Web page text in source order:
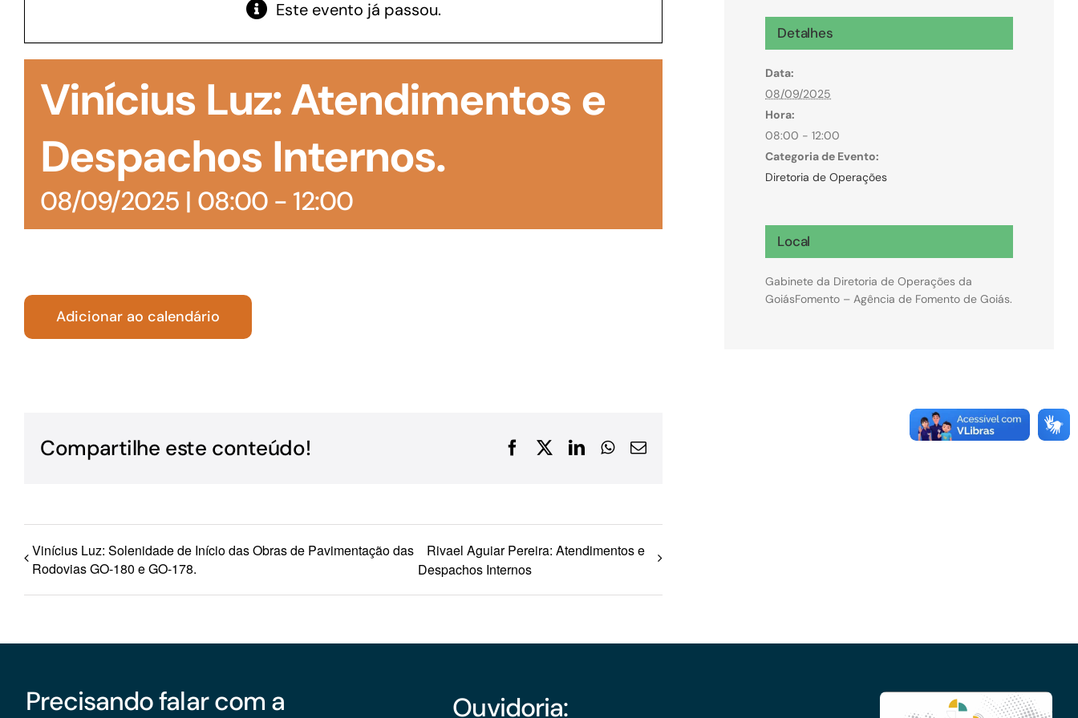
manutenção de estoques e despesas operacionais
realizar obras, dentre outros serviços
Microcrédito
Para MEI, microempresas e pessoas físicas
(feirantes e transportes)
Turismo
Este evento já passou.
Vinícius Luz: Atendimentos e
Despachos Internos.
08/09/2025 | 08:00- 12:00
Adicionar ao calendário
Compartilhe este conteúdo! FacebookLinkedInWhatsApp
E-
Vinícius Luz: Solenidade de Início das Obras de Pavimentação das
Rodovias GO-180 e GO-178.
Rivael Aguiar Pereira: Atendimentos e
Despachos Internos
Detalhes
Data:
08/09/2025
Hora:
08:00 - 12:00
Categoria de Evento:
Diretoria de Operações
Local
Gabinete da Diretoria de Operações da
GoiásFomento – Agência de Fomento de Goiás.
Precisando falar com a
Ouvidoria: